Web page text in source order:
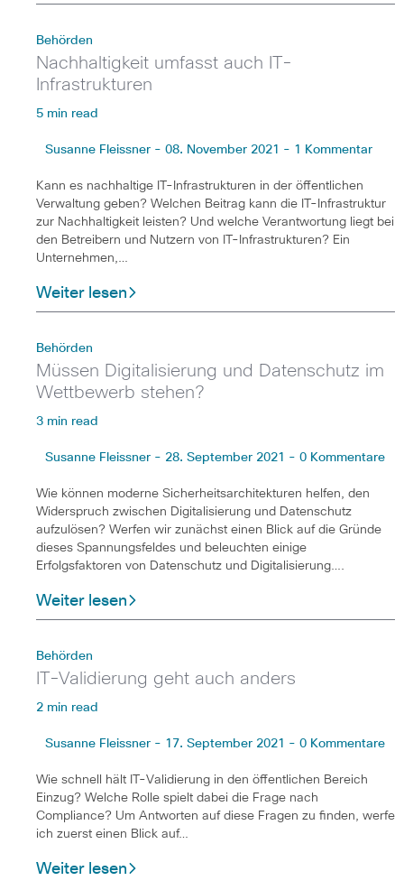
Behörden
Nachhaltigkeit umfasst auch IT-
Infrastrukturen
5 min read
Susanne Fleissner - 08. November 2021 - 1 Kommentar
Kann es nachhaltige IT-Infrastrukturen in der öffentlichen
Verwaltung geben? Welchen Beitrag kann die IT-Infrastruktur
zur Nachhaltigkeit leisten? Und welche Verantwortung liegt bei
den Betreibern und Nutzern von IT-Infrastrukturen? Ein
Unternehmen,…
Weiter lesen
Behörden
Müssen Digitalisierung und Datenschutz im
Wettbewerb stehen?
3 min read
Susanne Fleissner - 28. September 2021 - 0 Kommentare
Wie können moderne Sicherheitsarchitekturen helfen, den
Widerspruch zwischen Digitalisierung und Datenschutz
aufzulösen? Werfen wir zunächst einen Blick auf die Gründe
dieses Spannungsfeldes und beleuchten einige
Erfolgsfaktoren von Datenschutz und Digitalisierung….
Weiter lesen
Behörden
IT-Validierung geht auch anders
2 min read
Susanne Fleissner - 17. September 2021 - 0 Kommentare
Wie schnell hält IT-Validierung in den öffentlichen Bereich
Einzug? Welche Rolle spielt dabei die Frage nach
Compliance? Um Antworten auf diese Fragen zu finden, werfe
ich zuerst einen Blick auf…
Weiter lesen